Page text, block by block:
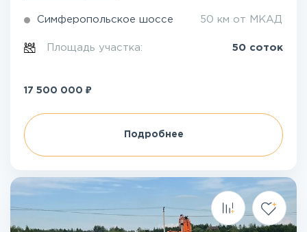
Симферопольское шоссе 50 км от МКАД
Площадь участка: 50 соток
17 500 000 ₽
Подробнее